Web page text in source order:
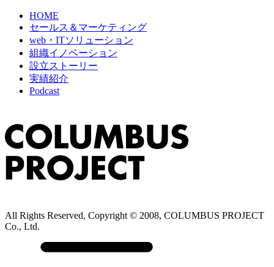
HOME
セールス＆マーケティング
web・ITソリューション
組織イノベーション
設立ストーリー
実績紹介
Podcast
All Rights Reserved, Copyright © 2008, COLUMBUS PROJECT
Co., Ltd.